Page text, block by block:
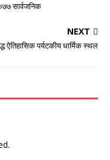
सार्वजनिक
NEXT
ऐतिहासिक पर्यटकीय धार्मिक स्थल